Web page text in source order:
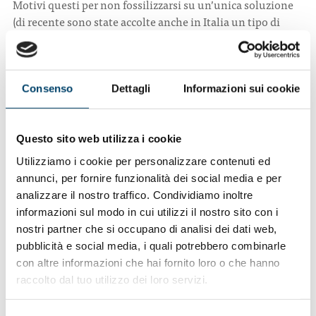
Consenso Dettagli Informazioni sui cookie
Questo sito web utilizza i cookie
Utilizziamo i cookie per personalizzare contenuti ed
annunci, per fornire funzionalità dei social media e per
analizzare il nostro traffico. Condividiamo inoltre
informazioni sul modo in cui utilizzi il nostro sito con i
nostri partner che si occupano di analisi dei dati web,
pubblicità e social media, i quali potrebbero combinarle
con altre informazioni che hai fornito loro o che hanno
raccolto dal tuo utilizzo dei loro servizi.
Motivi questi per non fossilizzarsi su un’unica soluzione
(di recente sono state accolte anche in Italia un tipo di
protesi “più sicure, dinamiche e tracciabili”, questo per lo
meno promettono).
«C’è un divario enorme tra Inghilterra e Italia sul piano
informativo – continua il professor Figus –
pazienti optano per l’intervento ricostruttivo con porzioni
di tessuti autologhi per vari motivi tra cui non ultimo, la
diversa sensazione alla vista e al tatto del seno, reso molto
più naturale con le tecniche del DIEP e del PAP Flap»
«Un altro vantaggio di questa recente modalità è che può
essere eseguita al momento della mastectomia»
In pratica il chirurgo plastico interviene una sola volta
senza bisogno di ritornare in sala operatoria e nel tempo si
evitano i vari tagliandi: la periodica risonanza magnetica
per osservare l’integrità delle protesi e ancora la
sostituzione delle stesse in media ogni 10-12 anni.